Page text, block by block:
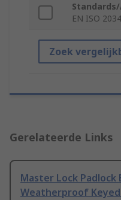
EN ISO
Zoek
Gerelateerde Links
Master Lock Padlock
Weatherproof Keyed